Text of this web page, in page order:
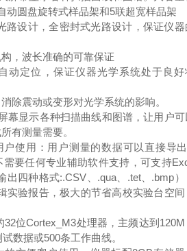
动圆盘旋转式样品架和5联超宽样品架
设计，全密封式光路设计，保证仪器
，波长准确的可靠保证
动定位，保证仪器光学系统处于良好
除震动或变形对光学系统的影响。
幕显示各种扫描曲线和图谱，让用户可
有测量需要。
使用：用户测量的数据可以直接导
要任何专业辅助软件支持，可支持
出四种格式:.CSV、.qua、.tet、.bmp）
实验报告，极大的节省高校实验台空间
位Cortex_M3处理器，主频达到120M
数据或500条工作曲线。